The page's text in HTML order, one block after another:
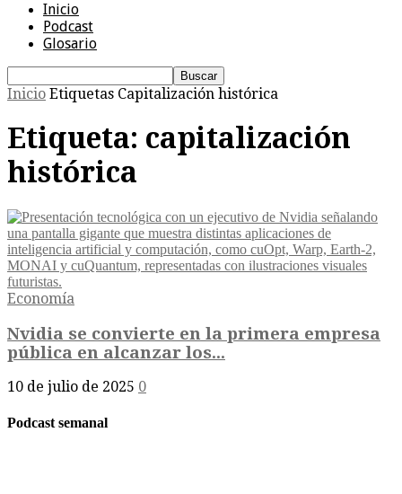
Inicio
Podcast
Glosario
Inicio Etiquetas Capitalización histórica
Etiqueta: capitalización
histórica
Economía
Nvidia se convierte en la primera empresa
pública en alcanzar los...
10 de julio de 2025 0
Podcast semanal